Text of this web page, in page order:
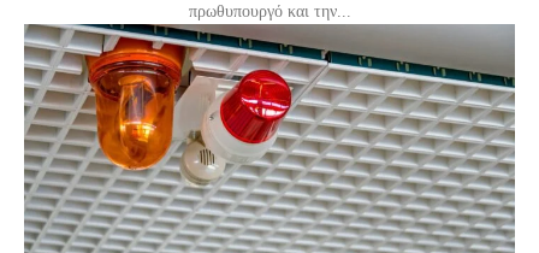
πρωθυπουργό και την...